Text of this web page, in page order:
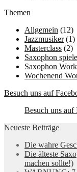
Themen
Allgemein (12)
Jazzmusiker(1)
Masterclass (2)
Saxophon
Saxophon
Wochenend
Besuch uns auf
Besuch uns auf
Neueste Beiträge
Die wahre
Die älteste
machen sollte!)